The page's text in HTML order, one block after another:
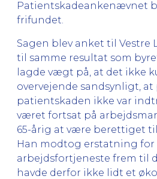
Patientskadeankenævnet
frifundet.
Sagen blev anket til Vestre
til samme resultat som
lagde vægt på, at det ikke
overvejende sandsynligt,
patientskaden ikke var
været fortsat på
65-årig at være berettiget
Han modtog erstatning
arbejdsfortjeneste frem til
havde derfor ikke lidt et